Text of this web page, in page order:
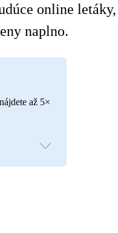
online
naplno.
až 5×